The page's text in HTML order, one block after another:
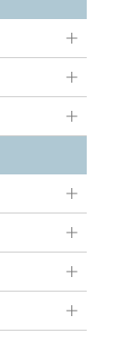
ト
ュ
ュ